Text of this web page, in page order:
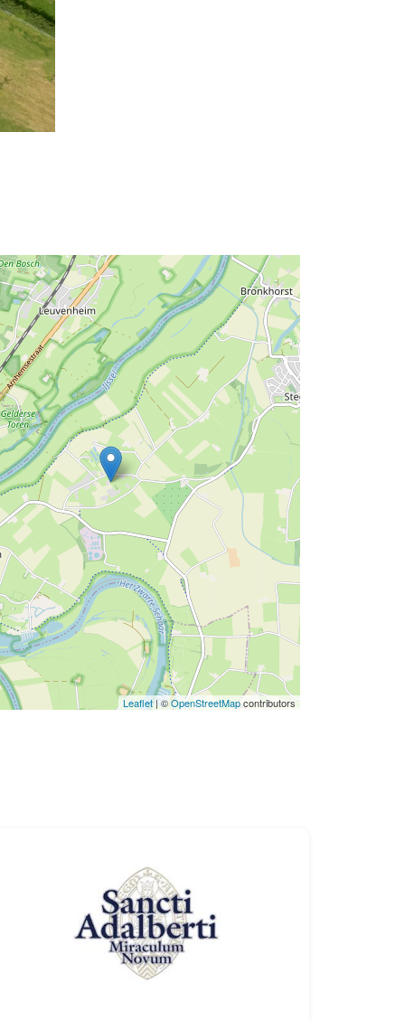
Leaflet| ©OpenStreetMapcontributors